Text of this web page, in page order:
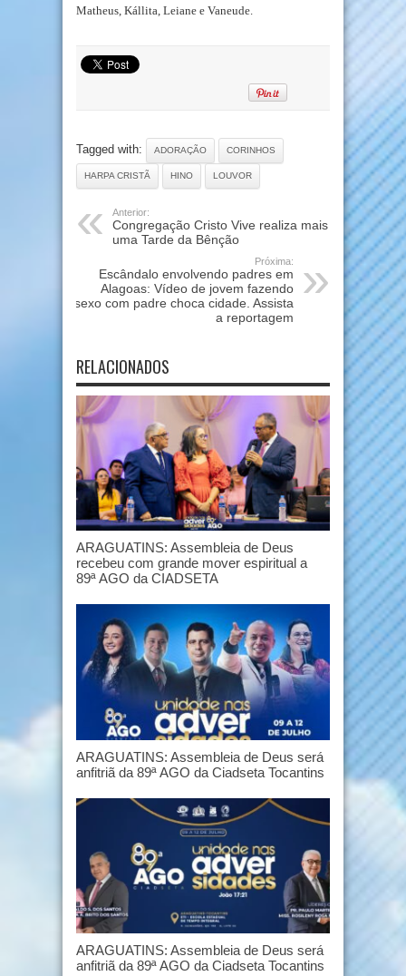
Matheus, Kállita, Leiane e Vaneude.
Tagged with: ADORAÇÃO CORINHOS
HARPA CRISTÃ HINO LOUVOR
Anterior:
Congregação Cristo Vive realiza mais
uma Tarde da Bênção
Próxima:
Escândalo envolvendo padres em
Alagoas: Vídeo de jovem fazendo
sexo com padre choca cidade. Assista
a reportagem
RELACIONADOS
ARAGUATINS: Assembleia de Deus
recebeu com grande mover espiritual a
89ª AGO da CIADSETA
ARAGUATINS: Assembleia de Deus será
anfitriã da 89ª AGO da Ciadseta Tocantins
ARAGUATINS: Assembleia de Deus será
anfitriã da 89ª AGO da Ciadseta Tocantins